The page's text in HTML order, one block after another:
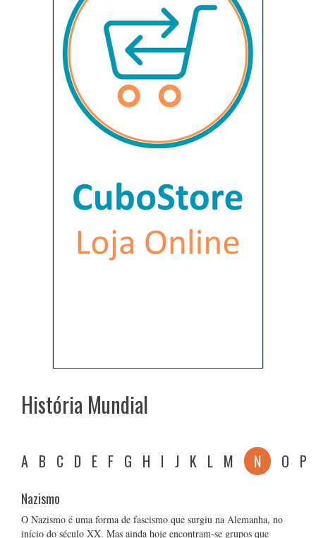
História Mundial
A B C D E F G H I J K L M N O P
Nazismo
O Nazismo é uma forma de fascismo que surgiu na Alemanha, no
início do século XX. Mas ainda hoje encontram-se grupos que